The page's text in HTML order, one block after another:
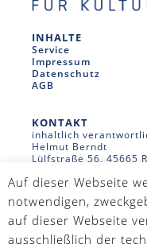
INHALTE
Service
Impressum
Datenschutz
AGB
KONTAKT
inhaltlich
Helmut Berndt
Lülfstraße 56, 45665
Webmaster
Holger Jeromin
holger@dengel-
WIR SIND AUCH
Auf dieser Webseite
notwendigen,
auf dieser Webseite
ausschließlich der